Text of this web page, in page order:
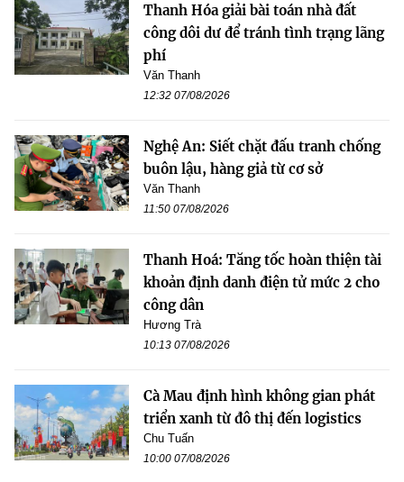
Thanh Hóa giải bài toán nhà đất
công dôi dư để tránh tình trạng lãng
phí
Văn Thanh
12:32 07/08/2026
Nghệ An: Siết chặt đấu tranh chống
buôn lậu, hàng giả từ cơ sở
Văn Thanh
11:50 07/08/2026
Thanh Hoá: Tăng tốc hoàn thiện tài
khoản định danh điện tử mức 2 cho
công dân
Hương Trà
10:13 07/08/2026
Cà Mau định hình không gian phát
triển xanh từ đô thị đến logistics
Chu Tuấn
10:00 07/08/2026